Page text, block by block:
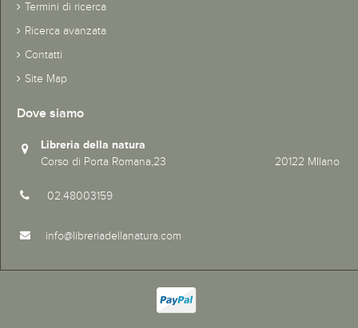
Termini di ricerca
Ricerca avanzata
Contatti
Site Map
Dove siamo
Libreria della natura
Corso di Porta Romana,23 20122 MIlano
02.48003159
info@libreriadellanatura.com